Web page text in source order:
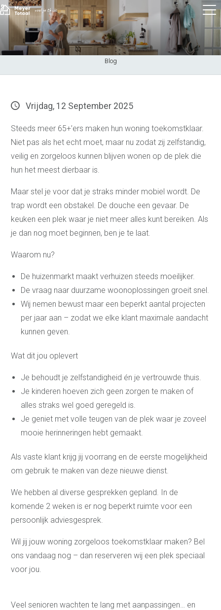
Blog
Vrijdag, 12 September 2025
Steeds meer 65+’ers maken hun woning toekomstklaar.
Niet pas als het echt moet, maar nu zodat zij zelfstandig,
veilig en zorgeloos kunnen blijven wonen op de plek die
hun het meest dierbaar is.
Maar stel je voor dat je straks minder mobiel wordt. De
trap wordt een obstakel. De douche een gevaar. De
keuken een plek waar je niet meer alles kunt bereiken. Als
je dan nog moet beginnen, ben je te laat.
Waarom nu?
De huizenmarkt maakt verhuizen steeds moeilijker.
De vraag naar duurzame woonoplossingen groeit snel.
Wij nemen bewust maar een beperkt aantal projecten
per jaar aan – zodat we elke klant maximale aandacht
kunnen geven.
Wat dit jou oplevert
Je behoudt je zelfstandigheid én je vertrouwde thuis.
Je kinderen hoeven zich geen zorgen te maken of
alles straks wel goed geregeld is.
Je geniet met volle teugen van de plek waar je zoveel
mooie herinneringen hebt gemaakt.
Als vaste klant krijg jij voorrang en de eerste mogelijkheid
om gebruik te maken van deze nieuwe dienst.
We hebben al diverse gesprekken gepland. In de
komende 2 weken is er nog beperkt ruimte voor een
persoonlijk adviesgesprek.
Wil jij jouw woning zorgeloos toekomstklaar maken? Bel
ons vandaag nog – dan reserveren wij een plek speciaal
voor jou.
Veel senioren wachten te lang met aanpassingen… en